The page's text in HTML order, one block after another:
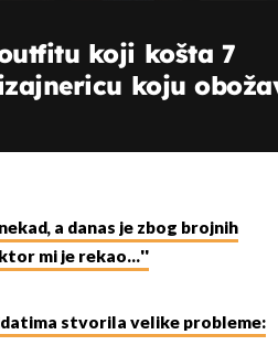
koji košta 7
koju
a danas je zbog brojnih
mi je rekao...''
stvorila velike probleme: